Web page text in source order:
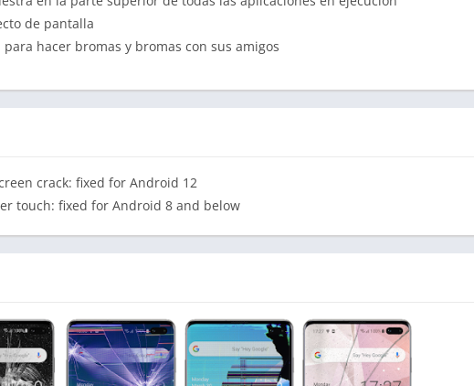
de pantalla
hacer bromas y bromas con sus amigos
crack: fixed for Android 12
touch: fixed for Android 8 and below